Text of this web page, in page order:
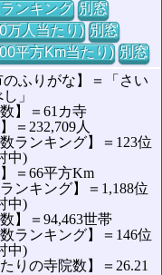
ンキング 別窓
万人当たり) 別窓
平方Km当たり) 別窓
のふりがな】＝「さい
」
】＝61カ寺
＝232,709人
ランキング】＝123位
中)
＝66平方Km
ンキング】＝1,188位
中)
】＝94,463世帯
ランキング】＝146位
中)
りの寺院数】＝26.21